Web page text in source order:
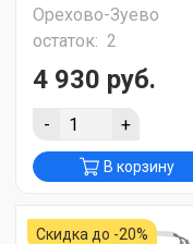
Орехово-Зуево
остаток: 2
4 930 руб.
- +
В корзину
Скидка до -20%